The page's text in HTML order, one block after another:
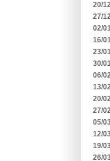
20/
27/
02/
16/
23/
30/
06/
13/
20/
27/
05/
12/
19/
26/